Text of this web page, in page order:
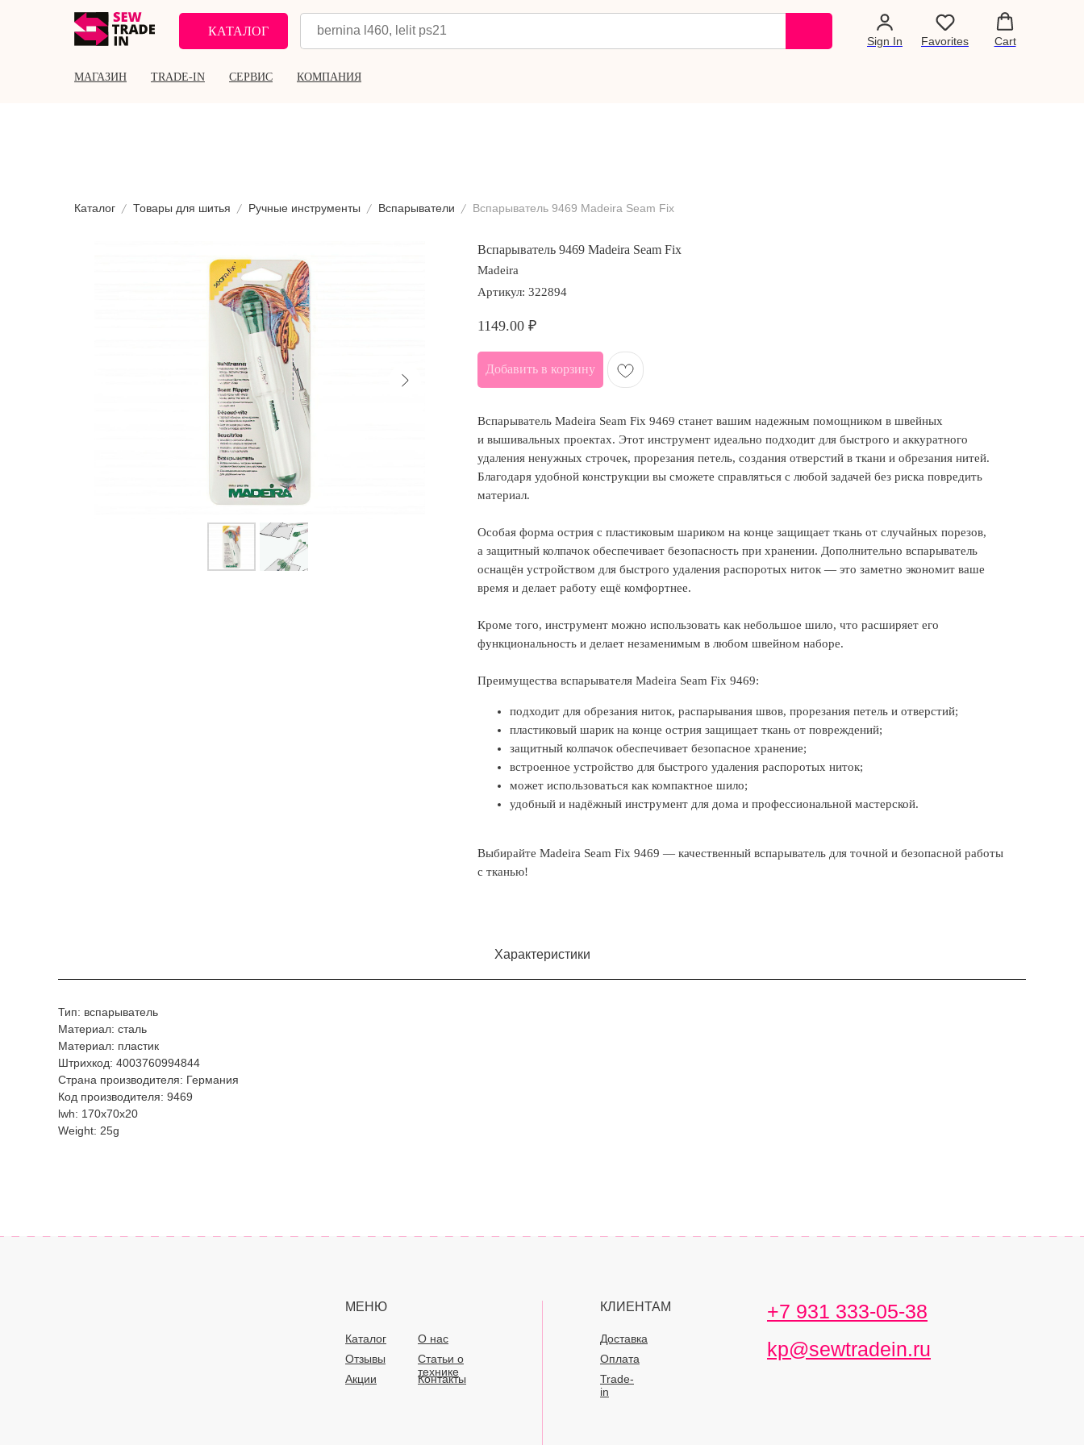
КАТАЛОГ
Sign In Favorites Cart
МАГАЗИН TRADE-IN СЕРВИС КОМПАНИЯ
Каталог Товары для шитья Ручные инструменты Вспарыватели Вспарыватель 9469 Madeira Seam Fix
Вспарыватель 9469 Madeira Seam Fix
Madeira
Артикул: 322894
1149.00 ₽
Добавить в корзину
Вспарыватель Madeira Seam Fix 9469 станет вашим надежным помощником в швейных
и вышивальных проектах. Этот инструмент идеально подходит для быстрого и аккуратного
удаления ненужных строчек, прорезания петель, создания отверстий в ткани и обрезания нитей.
Благодаря удобной конструкции вы сможете справляться с любой задачей без риска повредить
материал.
Особая форма острия с пластиковым шариком на конце защищает ткань от случайных порезов,
а защитный колпачок обеспечивает безопасность при хранении. Дополнительно вспарыватель
оснащён устройством для быстрого удаления распоротых ниток — это заметно экономит ваше
время и делает работу ещё комфортнее.
Кроме того, инструмент можно использовать как небольшое шило, что расширяет его
функциональность и делает незаменимым в любом швейном наборе.
Преимущества вспарывателя Madeira Seam Fix 9469:
подходит для обрезания ниток, распарывания швов, прорезания петель и отверстий;
пластиковый шарик на конце острия защищает ткань от повреждений;
защитный колпачок обеспечивает безопасное хранение;
встроенное устройство для быстрого удаления распоротых ниток;
может использоваться как компактное шило;
удобный и надёжный инструмент для дома и профессиональной мастерской.
Выбирайте Madeira Seam Fix 9469 — качественный вспарыватель для точной и безопасной работы
с тканью!
Характеристики
Тип: вспарыватель
Материал: сталь
Материал: пластик
Штрихкод: 4003760994844
Страна производителя: Германия
Код производителя: 9469
lwh: 170x70x20
Weight: 25g
МЕНЮ КЛИЕНТАМ
Каталог О нас
Доставка
Статьи о
технике
Оплата
Отзывы
Акции
Контакты
Trade-
in
+7 931 333-05-38
kp@sewtradein.ru